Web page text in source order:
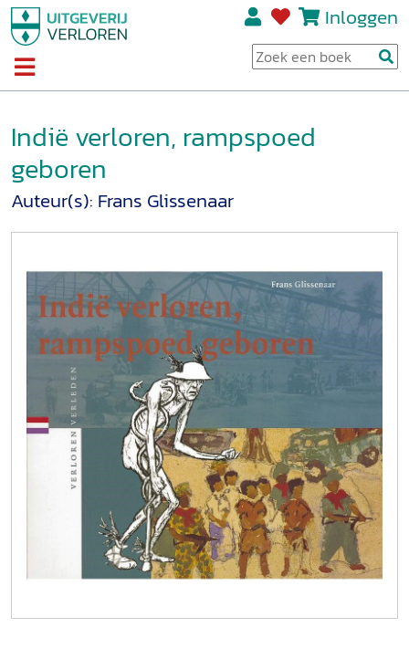
Inloggen
Indië verloren, rampspoed
geboren
Auteur(s): Frans Glissenaar